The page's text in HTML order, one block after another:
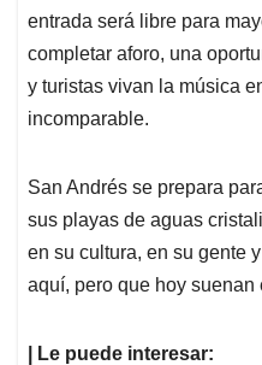
entrada será libre para
completar aforo, una
y turistas vivan la música
incomparable.
San Andrés se prepara
sus playas de aguas
en su cultura, en su gente
aquí, pero que hoy suenan
| Le puede interesar: